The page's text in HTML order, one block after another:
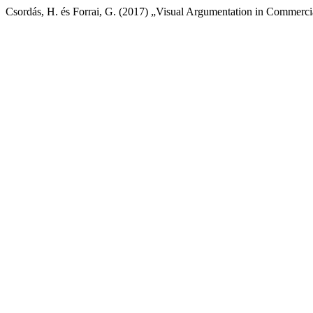
Csordás, H. és Forrai, G. (2017) „Visual Argumentation in